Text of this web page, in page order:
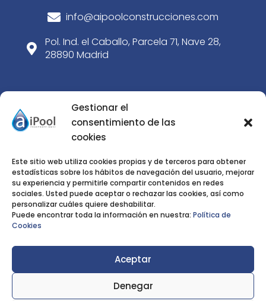
Gestionar el
consentimiento de las
cookies
Este sitio web utiliza cookies propias y de terceros para obtener
estadísticas sobre los hábitos de navegación del usuario, mejorar
su experiencia y permitirle compartir contenidos en redes
sociales. Usted puede aceptar o rechazar las cookies, así como
personalizar cuáles quiere deshabilitar.
Puede encontrar toda la información en nuestra: Política de
Cookies
Aceptar
Denegar
 info@aipoolconstrucciones.com

Pol. Ind. el Caballo, Parcela 71, Nave 28,
28890 Madrid
SERVICIOS
Construcción de piscinas de obra
5Paisajismo
5Rehabilitación de piscinas
5Tienda
5Noticias
Aviso Legal